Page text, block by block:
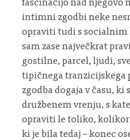
fascinacijo nad njegovo
intimni zgodbi neke
opraviti tudi s
sam zase največkrat
gostilne, parcel, ljudi,
tipičnega tranzicijskega
zgodba dogaja v času, ki
družbenem vrenju, s
opraviti le toliko,
ki je bila tedaj – konec